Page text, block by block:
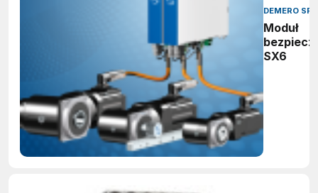
DEMERO
Moduł
SX6